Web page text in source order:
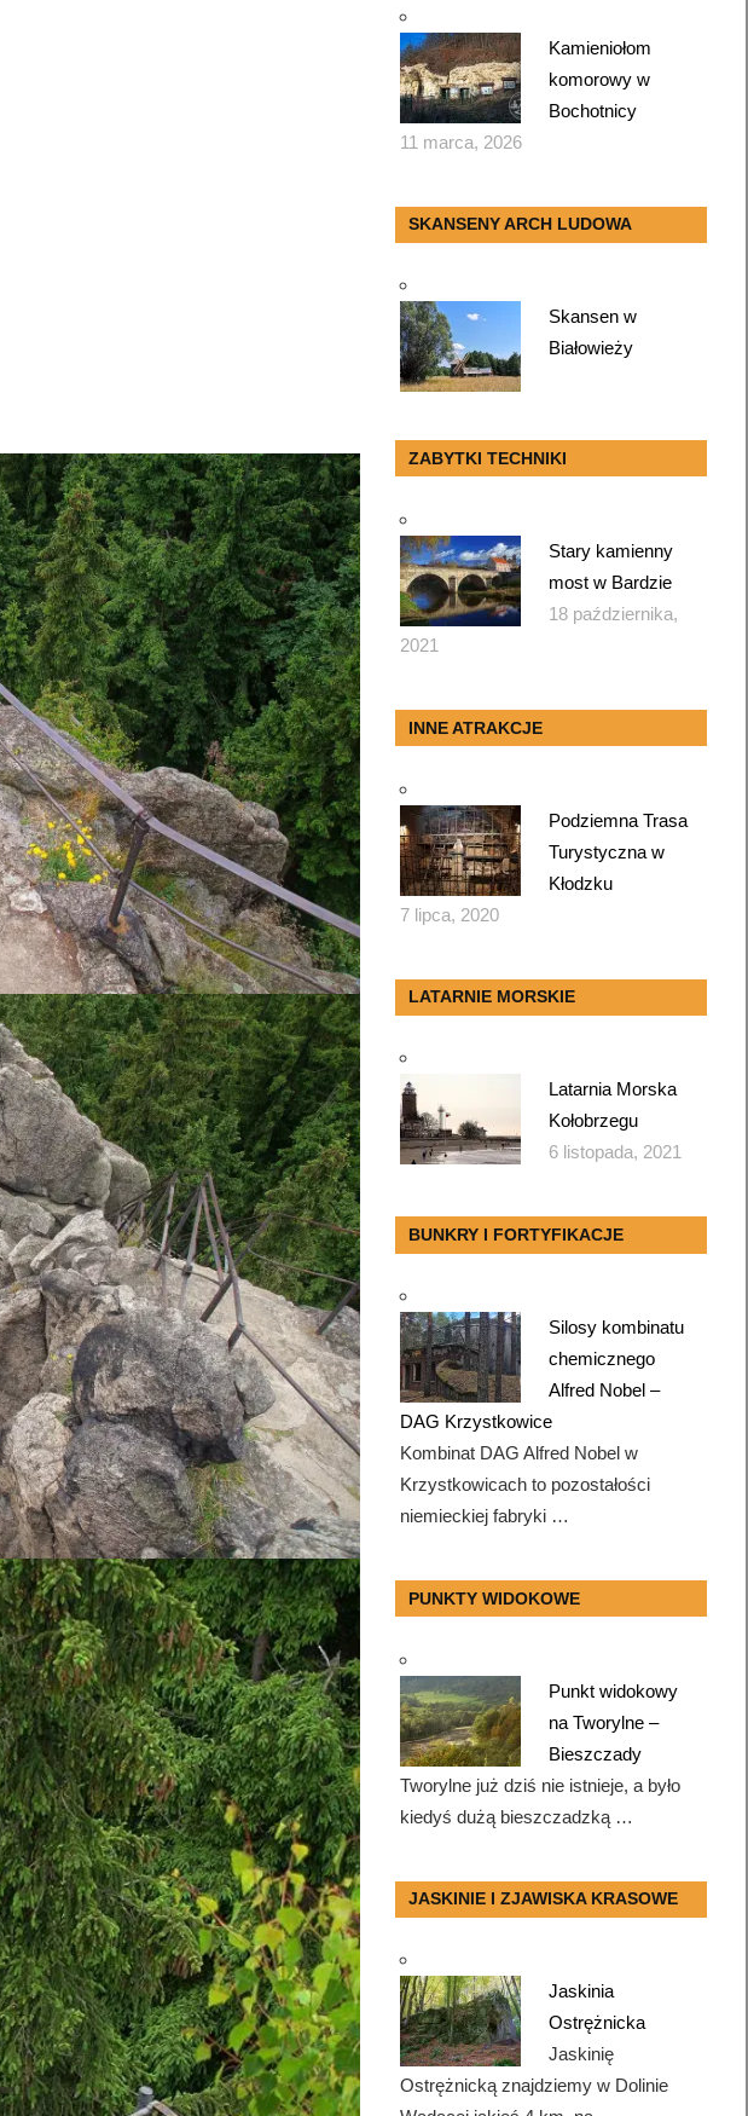
Kamieniołom
komorowy w
Bochotnicy
11 marca, 2026
SKANSENY ARCH LUDOWA
Skansen w
Białowieży
ZABYTKI TECHNIKI
Stary kamienny
most w Bardzie
18 października,
2021
INNE ATRAKCJE
Podziemna Trasa
Turystyczna w
Kłodzku
7 lipca, 2020
LATARNIE MORSKIE
Latarnia Morska
Kołobrzegu
6 listopada, 2021
BUNKRY I FORTYFIKACJE
Silosy kombinatu
chemicznego
Alfred Nobel –
DAG Krzystkowice
Kombinat DAG Alfred Nobel w
Krzystkowicach to pozostałości
niemieckiej fabryki …
PUNKTY WIDOKOWE
Punkt widokowy
na Tworylne –
Bieszczady
Tworylne już dziś nie istnieje, a było
kiedyś dużą bieszczadzką …
JASKINIE I ZJAWISKA KRASOWE
Jaskinia
Ostrężnicka
Jaskinię
Ostrężnicką znajdziemy w Dolinie